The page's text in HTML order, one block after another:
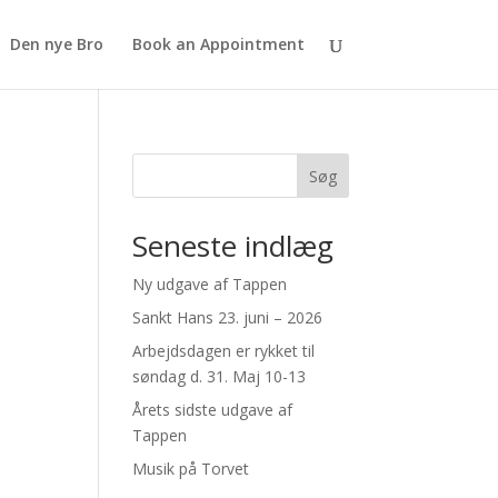
Den nye Bro Book an Appointment
Søg
Seneste indlæg
Ny udgave af Tappen
Sankt Hans 23. juni – 2026
Arbejdsdagen er rykket til
søndag d. 31. Maj 10-13
Årets sidste udgave af
Tappen
Musik på Torvet